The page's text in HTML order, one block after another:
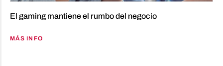
El gaming mantiene el rumbo del negocio
MÁS INFO